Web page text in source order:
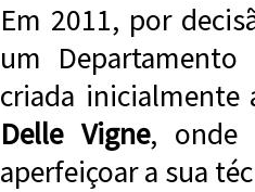
Em 2011, por
um
criada
Delle Vigne, onde
aperfeiçoar a sua